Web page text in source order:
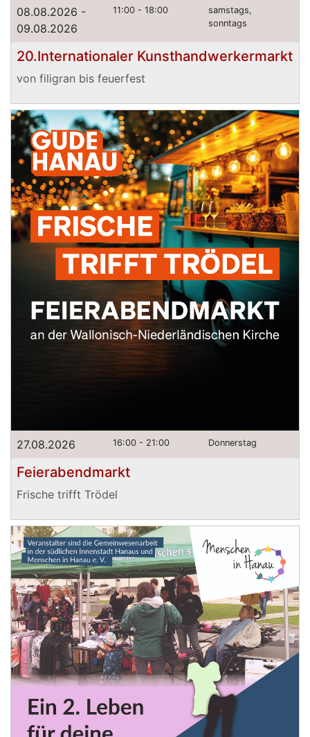
08.08.2026 -
09.08.2026
11:00 - 18:00
samstags,
sonntags
20.Internationaler Kunsthandwerkermarkt
von filigran bis feuerfest
27.08.2026 16:00 - 21:00 Donnerstag
Feierabendmarkt
Frische trifft Trödel